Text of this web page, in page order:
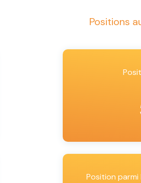
Positions
Position